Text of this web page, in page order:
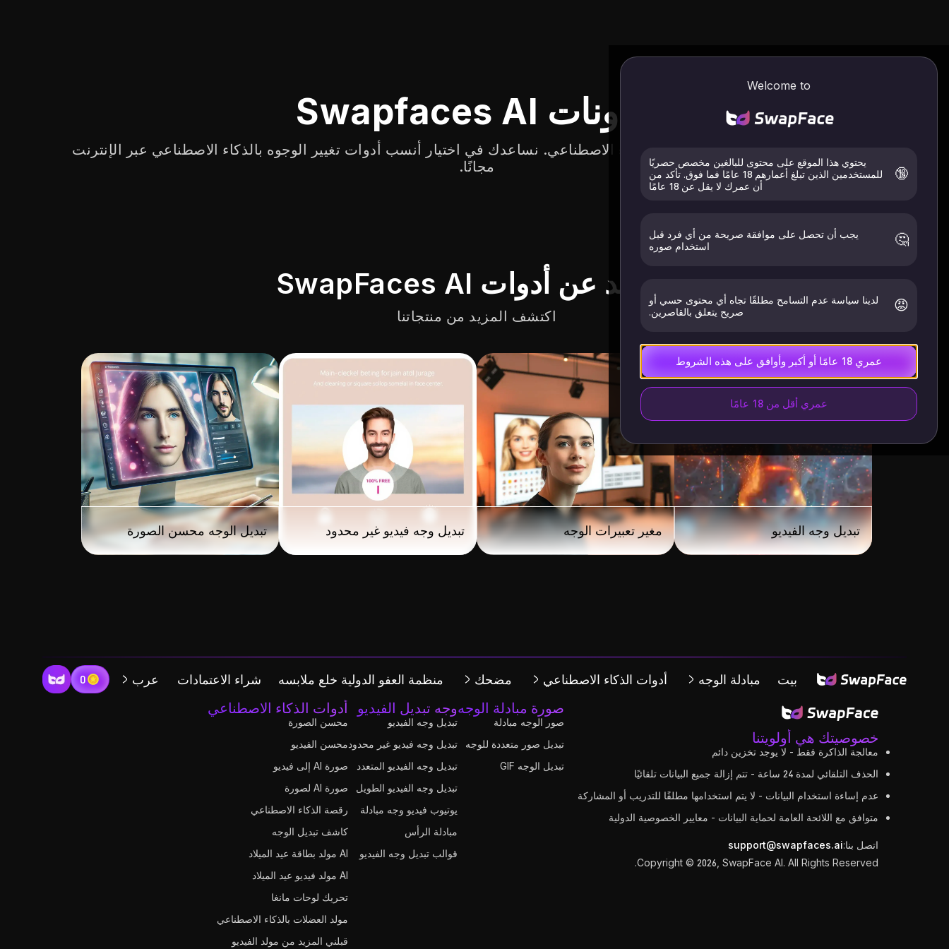
Welcome to
🔞
يحتوي هذا الموقع على محتوى للبالغين مخصص حصريًا
للمستخدمين الذين تبلغ أعمارهم 18 عامًا فما فوق. تأكد من
أن عمرك لا يقل عن 18 عامًا
🤔
يجب أن تحصل على موافقة صريحة من أي فرد قبل
استخدام صوره
😡
لدينا سياسة عدم التسامح مطلقًا تجاه أي محتوى حسي أو
صريح يتعلق بالقاصرين.
عمري 18 عامًا أو أكبر وأوافق على هذه الشروط
عمري أقل من 18 عامًا
مدونات Swapfaces AI
قدّم وحلل أحدث أدوات تغيير الوجوه بالذكاء الاصطناعي. نساعدك في اختيار أنسب أدوات تغيير الوجوه بالذكاء الاصطناعي عبر الإنترنت
مجانًا.
المزيد عن أدوات SwapFaces AI
اكتشف المزيد من منتجاتنا
تبديل وجه الفيديو مغير تعبيرات الوجه تبديل وجه فيديو غير محدود تبديل الوجه محسن الصورة
بيت مبادلة الوجه أدوات الذكاء الاصطناعي مضحك منظمة العفو الدولية خلع ملابسه شراء الاعتمادات عرب 0
خصوصيتك هي أولويتنا
معالجة الذاكرة فقط - لا يوجد تخزين دائم
الحذف التلقائي لمدة 24 ساعة - تتم إزالة جميع البيانات تلقائيًا
عدم إساءة استخدام البيانات - لا يتم استخدامها مطلقًا للتدريب أو المشاركة
متوافق مع اللائحة العامة لحماية البيانات - معايير الخصوصية الدولية
اتصل بنا:support@swapfaces.ai
Copyright © 2026, SwapFace AI. All Rights Reserved.
صورة مبادلة الوجه
صور الوجه مبادلة
تبديل صور متعددة للوجه
تبديل الوجه GIF
وجه تبديل الفيديو
تبديل وجه الفيديو
تبديل وجه فيديو غير محدود
تبديل وجه الفيديو المتعدد
تبديل وجه الفيديو الطويل
يوتيوب فيديو وجه مبادلة
مبادلة الرأس
قوالب تبديل وجه الفيديو
أدوات الذكاء الاصطناعي
محسن الصورة
محسن الفيديو
صورة AI إلى فيديو
صورة AI لصورة
رقصة الذكاء الاصطناعي
كاشف تبديل الوجه
AI مولد بطاقة عيد الميلاد
AI مولد فيديو عيد الميلاد
تحريك لوحات مانغا
مولد العضلات بالذكاء الاصطناعي
قبلني المزيد من مولد الفيديو